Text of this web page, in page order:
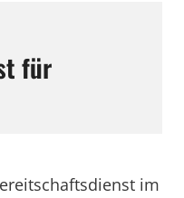
für
im